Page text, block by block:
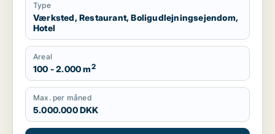
Type
Værksted, Restaurant, Boligudlejningsejendom,
Hotel
Areal
100 - 2.000 m2
Max. per måned
5.000.000 DKK